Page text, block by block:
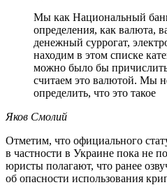
Мы как Национальный
определения, как валюта,
денежный суррогат,
находим в этом списке
можно было бы
считаем это валютой. Мы
определить, что это такое
Яков Смолий
Отметим, что официального
в частности в Украине пока не
юристы полагают, что ранее
об опасности использования